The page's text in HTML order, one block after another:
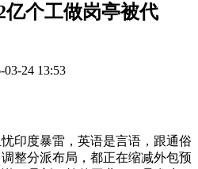
亿个工做岗亭被代
03-24 13:53
度暴雷，英语是言语，跟通俗
整分派布局，都正在缩减外包预